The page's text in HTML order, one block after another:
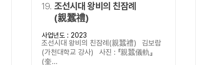
19. 조선시대 왕비의 친잠례
(親蠶禮)
사업년도 : 2023
조선시대 왕비의 친잠례(親蠶禮) 김보람
(가천대학교 강사) 사진 : 『親蠶儀軌』
(奎...